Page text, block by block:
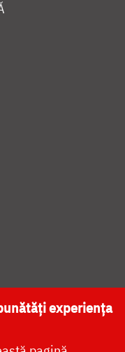
NAȚIONALĂ
experiența